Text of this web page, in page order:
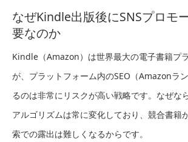
なぜKindle出版後にSNSプロモ
要なのか
Kindle（Amazon）は世界最大の電子書籍プ
が、プラットフォーム内のSEO（Amazonラ
るのは非常にリスクが高い戦略です。なぜな
アルゴリズムは常に変化しており、競合書籍
索での露出は難しくなるからです。